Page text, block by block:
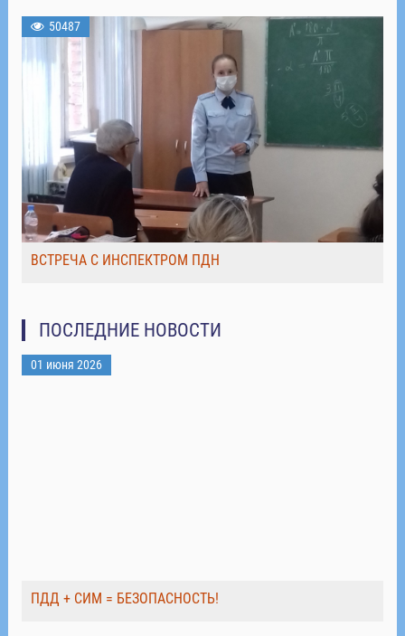
50487
ВСТРЕЧА С ИНСПЕКТРОМ ПДН
ПОСЛЕДНИЕ НОВОСТИ
01 июня 2026
ПДД + СИМ = БЕЗОПАСНОСТЬ!